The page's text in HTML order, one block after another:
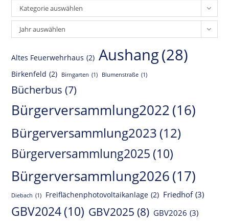
Kategorie auswählen
Archiv
Jahr auswählen
Altes Feuerwehrhaus (2) Aushang(28)
Birkenfeld (2) Birngarten (1) Blumenstraße (1)
Bücherbus (7)
Bürgerversammlung2022 (16)
Bürgerversammlung2023 (12)
Bürgerversammlung2025 (10)
Bürgerversammlung2026(17)
Diebach (1) Freiflächenphotovoltaikanlage (2) Friedhof (3)
GBV2024(10) GBV2025 (8) GBV2026 (3)